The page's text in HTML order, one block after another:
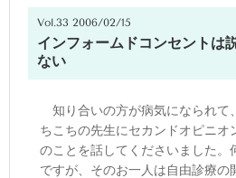
Vol.33 2006/02/15
インフォームドコンセントは
ない
知り合いの方が病気になられて
ちこちの先生にセカンドオピニオ
のことを話してくださいました。
ですが、そのお一人は自由診療の